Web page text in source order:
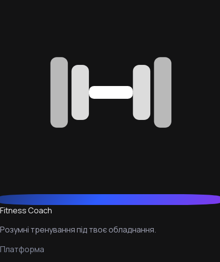
Fitness Coach
Розумні тренування під твоє обладнання.
Платформа